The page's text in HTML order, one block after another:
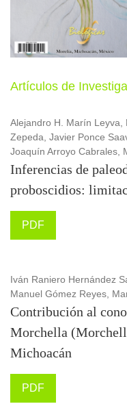
Artículos de
Alejandro H. Marín Leyva,
Zepeda, Javier Ponce
Joaquín Arroyo Cabrales,
Inferencias de
proboscidios:
PDF
Iván Raniero Hernández
Manuel Gómez Reyes,
Contribución al
Morchella
Michoacán
PDF